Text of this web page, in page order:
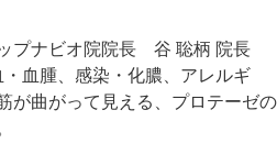
プナビオ院院長 谷 聡柄 院長
・血腫、感染・化膿、アレルギ
が曲がって見える、プロテーゼの